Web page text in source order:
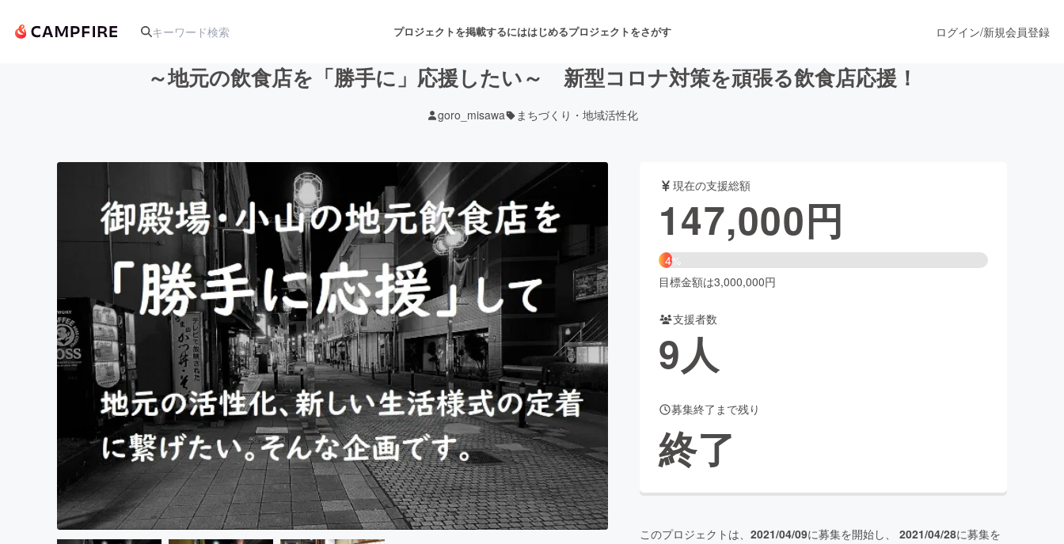
プロジェクトを掲載するにははじめるプロジェクトをさがす
アート・写真 音楽 舞台・パフォーマンス
テクノロジー・ガジェット ゲーム・サービス開発 ファッション
映像・映画 書籍・雑誌出版 アニメ・漫画
ビジネス・起業 チャレンジ ビューティー・ヘルスケア
まちづくり・地域活性化
CAMPFIRE for Social GoodCAMPFIRE Creation
CAMPFIREふるさと納税machi-ya
ログイン/新規会員登録
～地元の飲食店を「勝手に」応援したい～ 新型コロナ対策を頑張る飲食店応援！
goro_misawa まちづくり・地域活性化
現在の支援総額
147,000円
4%
目標金額は3,000,000円
支援者数
9人
募集終了まで残り
終了
このプロジェクトは、 2021/04/09に募集を開始し、 2021/04/28に募集を